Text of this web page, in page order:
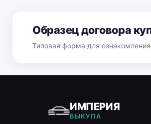
Образец договора
Типовая форма для
ИМПЕРИЯ
ВЫКУПА